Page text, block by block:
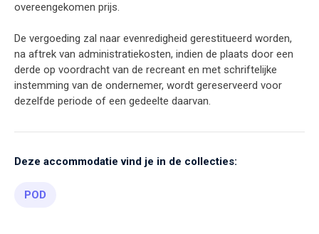
overeengekomen prijs.
De vergoeding zal naar evenredigheid gerestitueerd worden,
na aftrek van administratiekosten, indien de plaats door een
derde op voordracht van de recreant en met schriftelijke
instemming van de ondernemer, wordt gereserveerd voor
dezelfde periode of een gedeelte daarvan.
Deze accommodatie vind je in de collecties:
POD